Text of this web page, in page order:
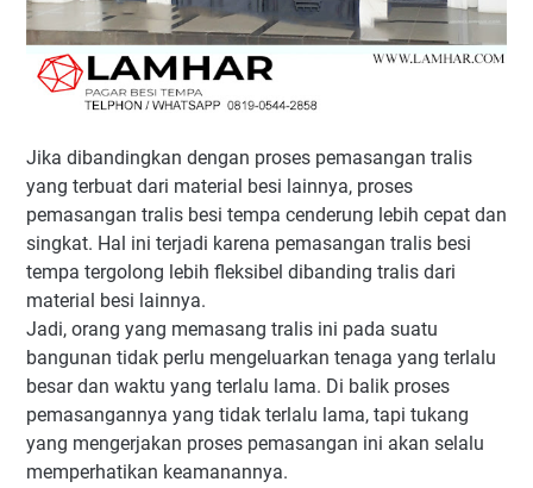
Jika dibandingkan dengan proses pemasangan tralis
yang terbuat dari material besi lainnya, proses
pemasangan tralis besi tempa cenderung lebih cepat dan
singkat. Hal ini terjadi karena pemasangan tralis besi
tempa tergolong lebih fleksibel dibanding tralis dari
material besi lainnya.
Jadi, orang yang memasang tralis ini pada suatu
bangunan tidak perlu mengeluarkan tenaga yang terlalu
besar dan waktu yang terlalu lama. Di balik proses
pemasangannya yang tidak terlalu lama, tapi tukang
yang mengerjakan proses pemasangan ini akan selalu
memperhatikan keamanannya.